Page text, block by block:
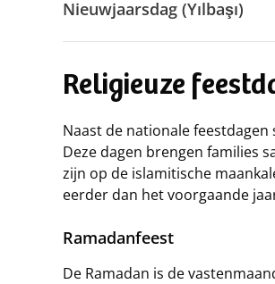
Nieuwjaarsdag (Yılbaşı)
Religieuze
Naast de nationale
Deze dagen brengen families
zijn op de islamitische
eerder dan het voorgaande
Ramadanfeest
De Ramadan is de